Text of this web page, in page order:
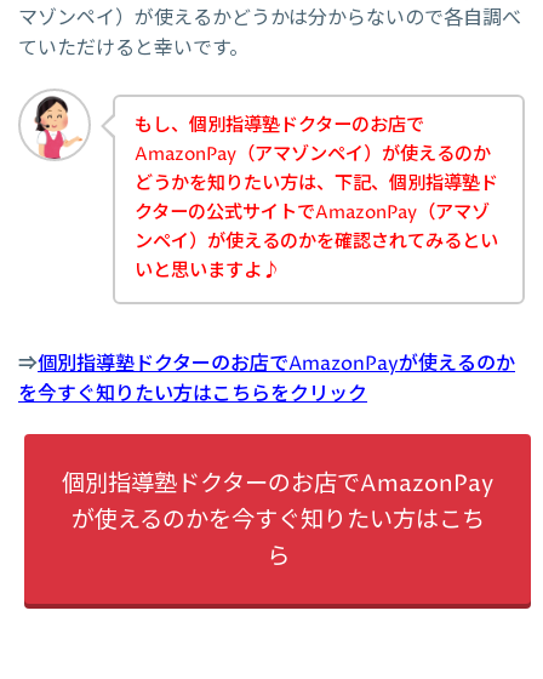
マゾンペイ）が使えるかどうかは分からないので各自調べ
ていただけると幸いです。
もし、個別指導塾ドクターのお店で
AmazonPay（アマゾンペイ）が使えるのか
どうかを知りたい方は、下記、個別指導塾ド
クターの公式サイトでAmazonPay（アマゾ
ンペイ）が使えるのかを確認されてみるとい
いと思いますよ♪
⇒個別指導塾ドクターのお店でAmazonPayが使えるのか
を今すぐ知りたい方はこちらをクリック
個別指導塾ドクターのお店でAmazonPay
が使えるのかを今すぐ知りたい方はこち
ら